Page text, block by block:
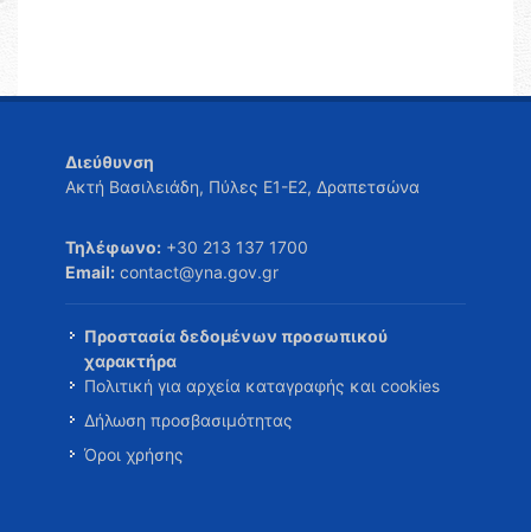
Διεύθυνση
Ακτή Βασιλειάδη, Πύλες Ε1-Ε2, Δραπετσώνα
Τηλέφωνο: +30 213 137 1700
Email: contact@yna.gov.gr
Προστασία δεδομένων προσωπικού
χαρακτήρα
Πολιτική για αρχεία καταγραφής και cookies
Δήλωση προσβασιμότητας
Όροι χρήσης